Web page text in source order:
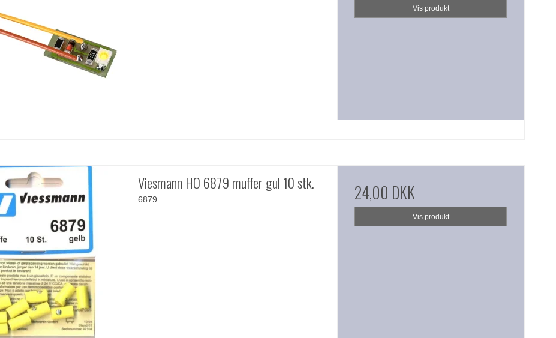
Vis produkt
Viesmann HO 6879 muffer gul 10 stk.
6879 24,00 DKK
Vis produkt